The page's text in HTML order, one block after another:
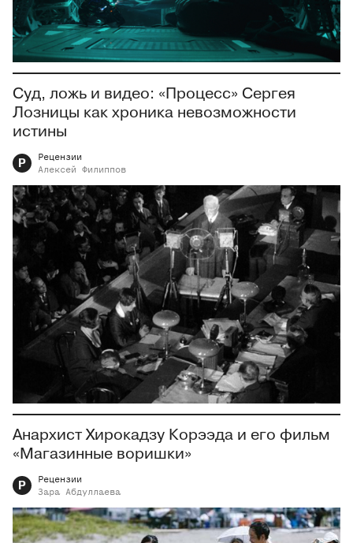
Суд, ложь и видео: «Процесс» Сергея
Лозницы как хроника невозможности
истины
Р
Рецензии
Алексей
Филиппов
Анархист Хирокадзу Корээда и его фильм
«Магазинные воришки»
Р
Рецензии
Зара
Абдуллаева